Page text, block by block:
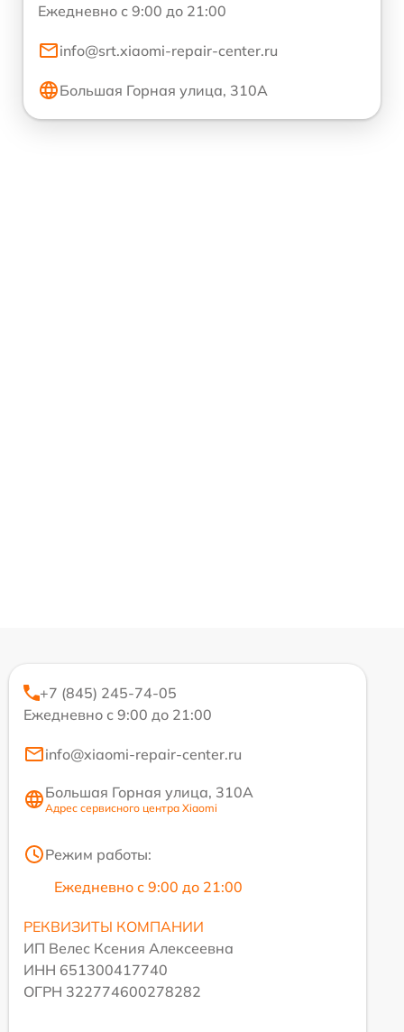
Ежедневно с 9:00 до 21:00
info@srt.xiaomi-repair-center.ru
Большая Горная улица, 310А
+7 (845) 245-74-05
Ежедневно с 9:00 до 21:00
info@xiaomi-repair-center.ru
Большая Горная улица, 310А
Адрес сервисного центра Xiaomi
Режим работы:
Ежедневно с 9:00 до 21:00
РЕКВИЗИТЫ КОМПАНИИ
ИП Велес Ксения Алексеевна
ИНН 651300417740
ОГРН 322774600278282